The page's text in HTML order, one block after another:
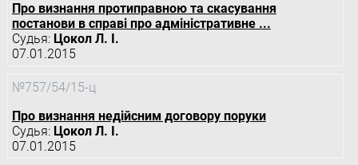
Про визнання протиправною та скасування
постанови в справі про адміністративне ...
Судья: Цокол Л. І.
07.01.2015
№757/54/15-ц
Про визнання недійсним договору поруки
Судья: Цокол Л. І.
07.01.2015